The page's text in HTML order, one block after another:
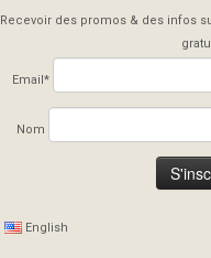
Recevoir des promos & des infos
Email*
Nom
English